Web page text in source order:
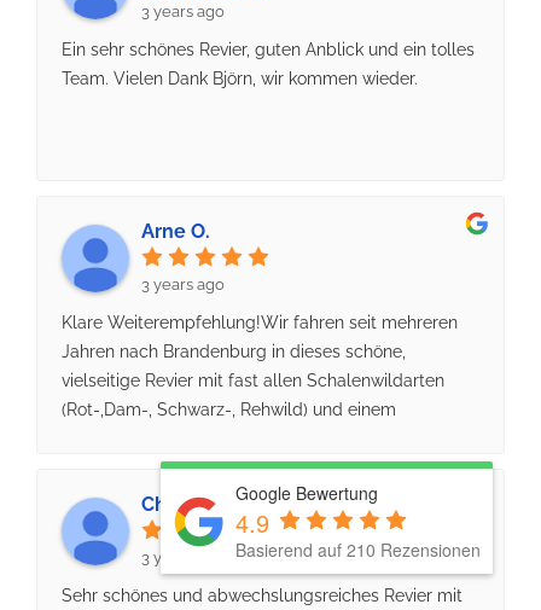
3 years ago
Ein sehr schönes Revier, guten Anblick und ein tolles
Team. Vielen Dank Björn, wir kommen wieder.
Arne O.
3 years ago
Klare Weiterempfehlung!Wir fahren seit mehreren
Jahren nach Brandenburg in dieses schöne,
vielseitige Revier mit fast allen Schalenwildarten
(Rot-,Dam-, Schwarz-, Rehwild) und einem
und seine Kollegen kümmern sich bestens um
Jungjäger sowie gestandene Waidmänner- & Frauen
und nehmen sich Zeit für jeden, der es möchte! Hier
kann man, jung wie alt, wirklich etwas von
gestandenen Jagdpraktikern lernen oder einfach
Christoph W.
3 years ago
Sehr schönes und abwechslungsreiches Revier mit
Google Bewertung
4.9
Basierend auf 210 Rezensionen